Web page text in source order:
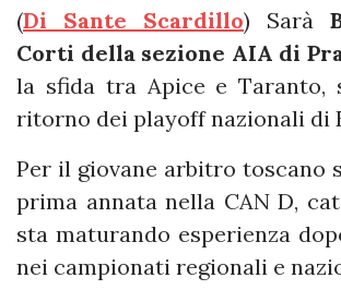
(Di Sante Scardillo) Sarà
Corti della sezione AIA di
la sfida tra Apice e Taranto,
ritorno dei playoff nazionali di
Per il giovane arbitro toscano
prima annata nella CAN D,
sta maturando esperienza
nei campionati regionali e